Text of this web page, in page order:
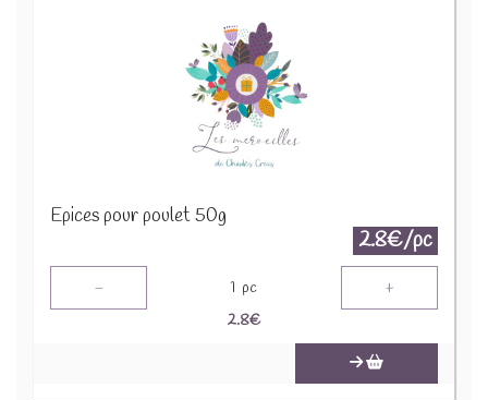
Epices pour poulet 50g
2.8€/pc
- 1 pc +
2.8€